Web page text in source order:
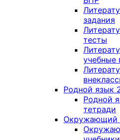
задания
тесты
учебные
Родной язык
Родной
тетради
Окружающий